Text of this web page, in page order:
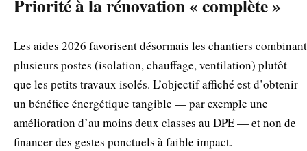
Priorité à la rénovation « complète »
Les aides 2026 favorisent désormais les chantiers combinant
plusieurs postes (isolation, chauffage, ventilation) plutôt
que les petits travaux isolés. L’objectif affiché est d’obtenir
un bénéfice énergétique tangible — par exemple une
amélioration d’au moins deux classes au DPE — et non de
financer des gestes ponctuels à faible impact.